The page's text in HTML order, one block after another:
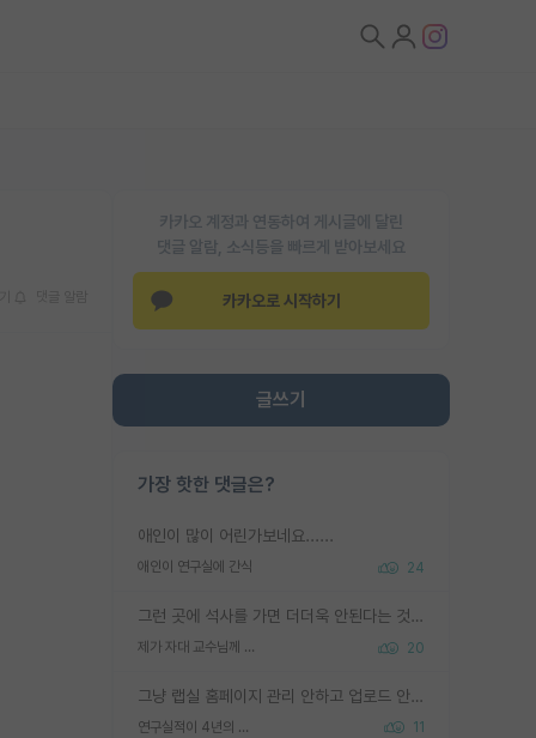
카카오 계정과 연동하여 게시글에 달린
댓글 알람, 소식등을 빠르게 받아보세요
카카오로 시작하기
글쓰기
가장 핫한 댓글은?
애인이 많이 어린가보네요......
애인이 연구실에 간식 24
그런 곳에 석사를 가면 더더욱 안된다는 것을 깨달으시면 된겁니다!
제가 자대 교수님께 무례하게 행동한 걸까요? 20
그냥 랩실 홈페이지 관리 안하고 업로드 안한거 아님?
연구실적이 4년의 공백이 있는거 어떻게 생각하냐 11